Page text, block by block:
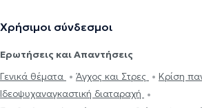
Χρήσιμοι σύνδεσμοι
Ερωτήσεις και Απαντήσεις
Γενικά θέματα
Άγχος και Στρες Κρίση
Ιδεοψυχαναγκαστική διαταραχή